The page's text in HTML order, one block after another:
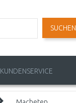
SUCHEN
KUNDENSERVICE